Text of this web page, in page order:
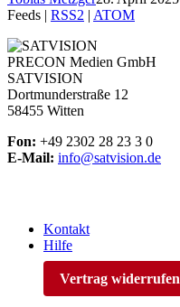
Feeds | RSS2 | ATOM
PRECON Medien GmbH
SATVISION
Dortmunderstraße 12
58455 Witten
Fon: +49 2302 28 23 3 0
E-Mail: info@satvision.de
Kontakt
Hilfe
Vertrag widerrufen